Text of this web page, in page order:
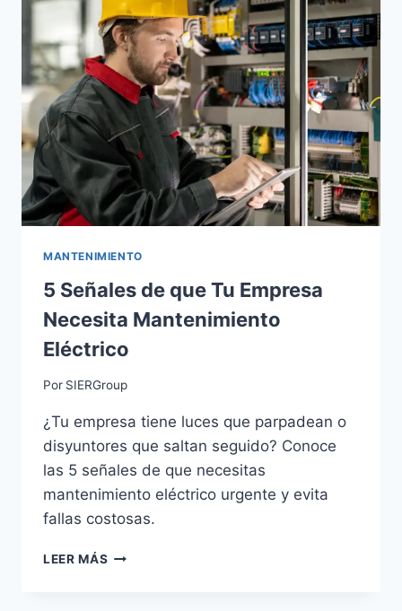
MANTENIMIENTO
5 Señales de que Tu Empresa
Necesita Mantenimiento
Eléctrico
Por SIERGroup
¿Tu empresa tiene luces que parpadean o
disyuntores que saltan seguido? Conoce
las 5 señales de que necesitas
mantenimiento eléctrico urgente y evita
fallas costosas.
LEER MÁS 5